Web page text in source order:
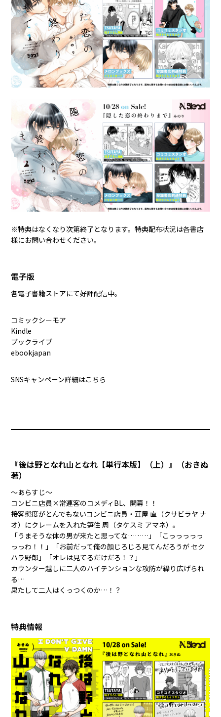
※特典はなくなり次第終了となります。特典配布状況は各書店
様にお問い合わせください。
電子版
各電子書籍ストアにて好評配信中。
コミックシーモア
Kindle
ブックライブ
ebookjapan
SNSキャンペーン詳細はこちら
『後は野となれ山となれ【単行本版】（上）』（おきぬ
著）
〜あらすじ〜
コンビニ店員×常連客のコメディBL、開幕！！
接客態度がとんでもないコンビニ店員・茸屋 直（クサビラヤ ナ
オ）にクレームを入れた笋住 周（タケスミ アマネ）。
「うまそうな体の男が来たと思ってな………」「こっっっっっ
っっわ！！」「お前だって俺の顔じろじろ見てんだろうが セク
ハラ野郎」「オレは見てるだけだろ！？」
カウンター越しに二人のハイテンションな攻防が繰り広げられ
る…
果たして二人はくっつくのか…！？
特典情報